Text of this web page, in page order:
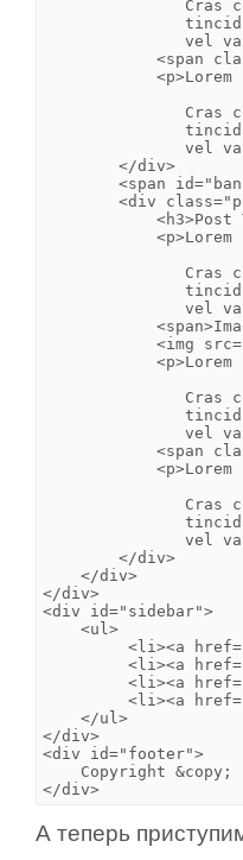
Cras
vel
<span
<p>Lorem
Cras
vel
        </div>
<span
<div
<h3>Post
<p>Lorem
Cras
vel
<img
<p>Lorem
Cras
vel
<span
<p>Lorem
Cras
vel
        </div>
    </div>
</div>
<div id="sidebar">
    <ul>
<li><a
<li><a
<li><a
<li><a
    </ul>
</div>
<div id="footer">
Copyright &copy;
А теперь